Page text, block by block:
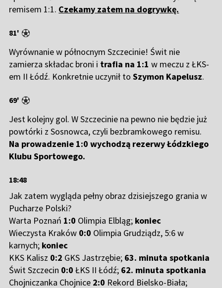
remisem 1:1. Czekamy zatem na dogrywkę.
81'
Wyrównanie w północnym Szczecinie! Świt nie
zamierza składac broni i trafia na 1:1w meczu z ŁKS-
em II Łódź. Konkretnie uczynił toSzymon Kapelusz.
69'
Jest kolejny gol. W Szczecinie na pewno nie będzie już
powtórki z Sosnowca, czyli bezbramkowego remisu.
Na prowadzenie 1:0 wychodzą rezerwy Łódzkiego
Klubu Sportowego.
18:48
Jak zatem wygląda pełny obraz dzisiejszego grania w
Pucharze Polski?
Warta Poznań 1:0 Olimpia Elbląg; koniec
Wieczysta Kraków 0:0 Olimpia Grudziądz, 5:6 w
karnych; koniec
KKS Kalisz 0:2 GKS Jastrzębie; 63. minuta spotkania
Świt Szczecin 0:0 ŁKS II Łódź; 62. minuta spotkania
Chojniczanka Chojnice 2:0 Rekord Bielsko-Biała;